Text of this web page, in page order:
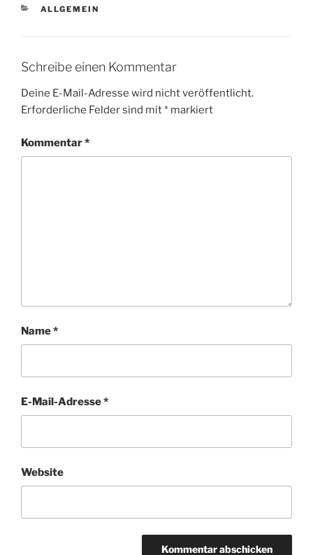
KATEGORIEN
ALLGEMEIN
Schreibe einen Kommentar
Deine E-Mail-Adresse wird nicht veröffentlicht.
Erforderliche Felder sind mit* markiert
Kommentar*
Name*
E-Mail-Adresse*
Website